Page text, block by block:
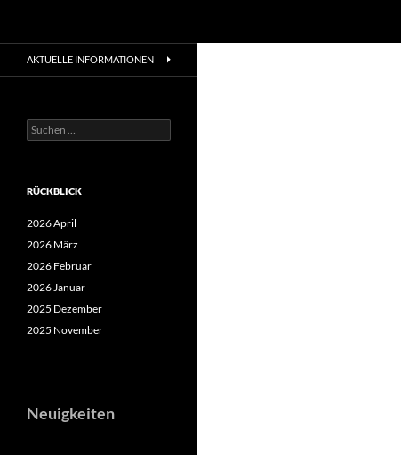
Inhalt
AKTUELLE INFORMATIONEN
Suchen
nach:
RÜCKBLICK
2026 April
2026 März
2026 Februar
2026 Januar
2025 Dezember
2025 November
Neuigkeiten